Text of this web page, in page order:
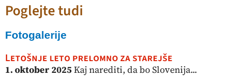
Poglejte tudi
Fotogalerije
Letošnje leto prelomno za starejše
1. oktober 2025Kaj narediti, da bo Slovenija...